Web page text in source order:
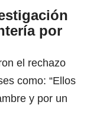
por
el rechazo
como: “Ellos
y por un